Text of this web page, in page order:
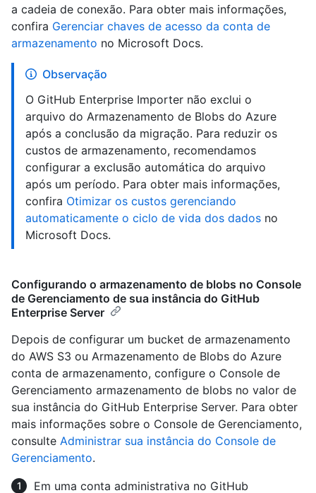
a cadeia de conexão. Para obter mais informações,
confira Gerenciar chaves de acesso da conta de
armazenamento no Microsoft Docs.
Observação
O GitHub Enterprise Importer não exclui o
arquivo do Armazenamento de Blobs do Azure
após a conclusão da migração. Para reduzir os
custos de armazenamento, recomendamos
configurar a exclusão automática do arquivo
após um período. Para obter mais informações,
confira Otimizar os custos gerenciando
automaticamente o ciclo de vida dos dados no
Microsoft Docs.
Configurando o armazenamento de blobs no Console
de Gerenciamento de sua instância do GitHub
Enterprise Server
Depois de configurar um bucket de armazenamento
do AWS S3 ou Armazenamento de Blobs do Azure
conta de armazenamento, configure o Console de
Gerenciamento armazenamento de blobs no valor de
sua instância do GitHub Enterprise Server. Para obter
mais informações sobre o Console de Gerenciamento,
consulte Administrar sua instância do Console de
Gerenciamento.
Em uma conta administrativa no GitHub